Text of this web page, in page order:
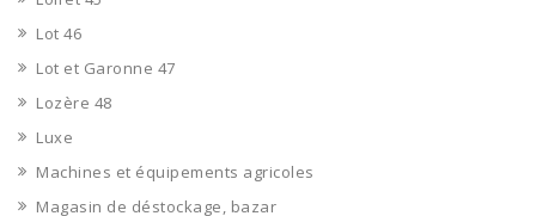
Lot 46
Lot et Garonne 47
Lozère 48
Luxe
Machines et équipements agricoles
Magasin de déstockage, bazar